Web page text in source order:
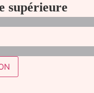
supérieure